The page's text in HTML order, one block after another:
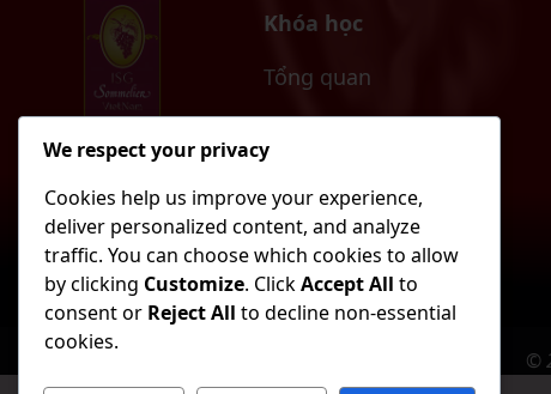
International
Sommelier Guild
Khóa học
Tổng quan
AWC Certificate
SDP Certificate
ISGM and ISGM Degree
©
We respect your privacy
Cookies help us improve your experience,
deliver personalized content, and analyze
traffic. You can choose which cookies to allow
by clicking Customize. ClickAccept All to
consent or Reject All to decline non-essential
cookies.